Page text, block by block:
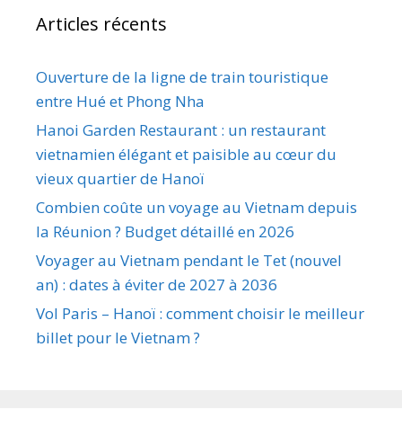
Articles récents
Ouverture de la ligne de train touristique
entre Hué et Phong Nha
Hanoi Garden Restaurant : un restaurant
vietnamien élégant et paisible au cœur du
vieux quartier de Hanoï
Combien coûte un voyage au Vietnam depuis
la Réunion ? Budget détaillé en 2026
Voyager au Vietnam pendant le Tet (nouvel
an) : dates à éviter de 2027 à 2036
Vol Paris – Hanoï : comment choisir le meilleur
billet pour le Vietnam ?